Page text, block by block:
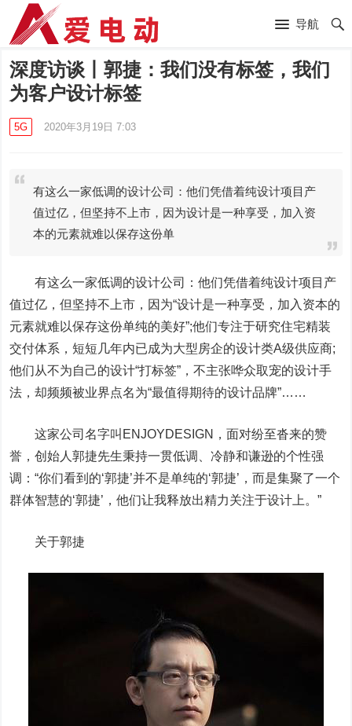
导航
深度访谈丨郭捷：我们没有标签，我们
为客户设计标签
5G 2020年3月19日 7:03
有这么一家低调的设计公司：他们凭借着纯设计项目产
值过亿，但坚持不上市，因为设计是一种享受，加入资
本的元素就难以保存这份单
有这么一家低调的设计公司：他们凭借着纯设计项目产
值过亿，但坚持不上市，因为“设计是一种享受，加入资本的
元素就难以保存这份单纯的美好”;他们专注于研究住宅精装
交付体系，短短几年内已成为大型房企的设计类A级供应商;
他们从不为自己的设计“打标签”，不主张哗众取宠的设计手
法，却频频被业界点名为“最值得期待的设计品牌”……
这家公司名字叫ENJOYDESIGN，面对纷至沓来的赞
誉，创始人郭捷先生秉持一贯低调、冷静和谦逊的个性强
调：“你们看到的‘郭捷’并不是单纯的‘郭捷’，而是集聚了一个
群体智慧的‘郭捷’，他们让我释放出精力关注于设计上。”
关于郭捷